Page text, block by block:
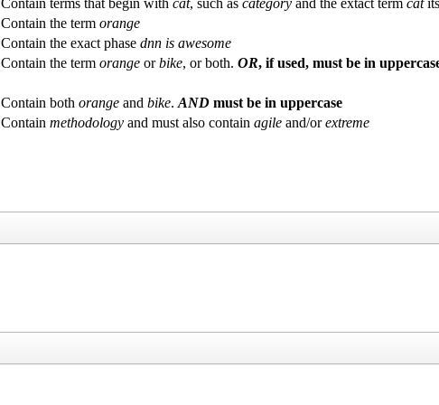
Contain terms that begin with cat, such as category and the extact term cat
Contain the term orange
Contain the exact phase dnn is awesome
Contain the term orange orbike, or both. OR, if used, must be in
Contain both orange and bike. AND must be in uppercase
Contain methodology and must also contain agile and/orextreme